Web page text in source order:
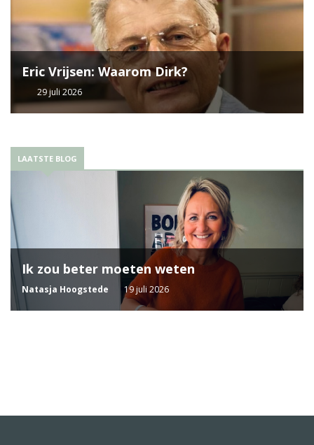
Eric Vrijsen: Waarom Dirk?
29 juli 2026
LAATSTE BLOG
Ik zou beter moeten weten
Natasja Hoogstede 19 juli 2026